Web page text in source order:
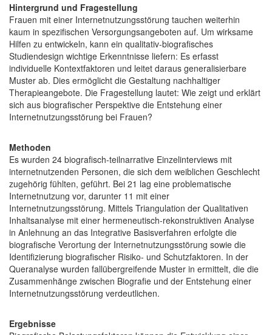
Hintergrund und Fragestellung
Frauen mit einer Internetnutzungsstörung tauchen weiterhin
kaum in spezifischen Versorgungsangeboten auf. Um wirksame
Hilfen zu entwickeln, kann ein qualitativ-biografisches
Studiendesign wichtige Erkenntnisse liefern: Es erfasst
individuelle Kontextfaktoren und leitet daraus generalisierbare
Muster ab. Dies ermöglicht die Gestaltung nachhaltiger
Therapieangebote. Die Fragestellung lautet: Wie zeigt und erklärt
sich aus biografischer Perspektive die Entstehung einer
Internetnutzungsstörung bei Frauen?
Methoden
Es wurden 24 biografisch-teilnarrative Einzelinterviews mit
internetnutzenden Personen, die sich dem weiblichen Geschlecht
zugehörig fühlten, geführt. Bei 21 lag eine problematische
Internetnutzung vor, darunter 11 mit einer
Internetnutzungsstörung. Mittels Triangulation der Qualitativen
Inhaltsanalyse mit einer hermeneutisch-rekonstruktiven Analyse
in Anlehnung an das Integrative Basisverfahren erfolgte die
biografische Verortung der Internetnutzungsstörung sowie die
Identifizierung biografischer Risiko- und Schutzfaktoren. In der
Queranalyse wurden fallübergreifende Muster in ermittelt, die die
Zusammenhänge zwischen Biografie und der Entstehung einer
Internetnutzungsstörung verdeutlichen.
Ergebnisse